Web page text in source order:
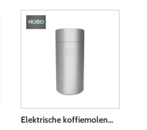
Elektrische koffiemolenmachine